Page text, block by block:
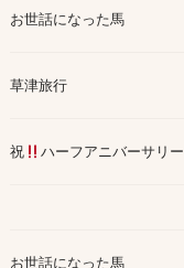
お世話になった馬
草津旅行
祝 ハーフアニバーサリー
お世話になった馬